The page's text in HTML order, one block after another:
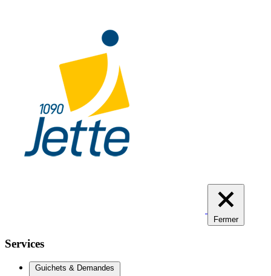
Fermer
Services
Guichets & Demandes